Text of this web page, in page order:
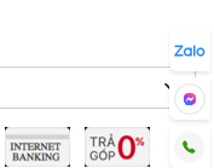
Galaxy A36
tiết với màu sắc
Trong điều kiện